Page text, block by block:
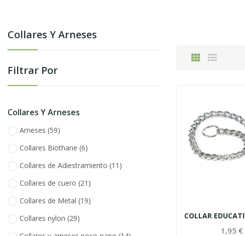
Collares Y Arneses
Filtrar Por
Collares Y Arneses
Arneses (59)
Collares Biothane (6)
Collares de Adiestramiento (11)
Collares de cuero (21)
Collares de Metal (19)
Collares nylon (29)
1,95 €